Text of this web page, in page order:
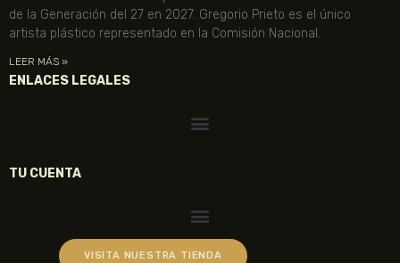
de la Generación del 27 en 2027. Gregorio Prieto es el único
artista plástico representado en la Comisión Nacional.
LEER MÁS »
ENLACES LEGALES
TU CUENTA
VISITA NUESTRA TIENDA